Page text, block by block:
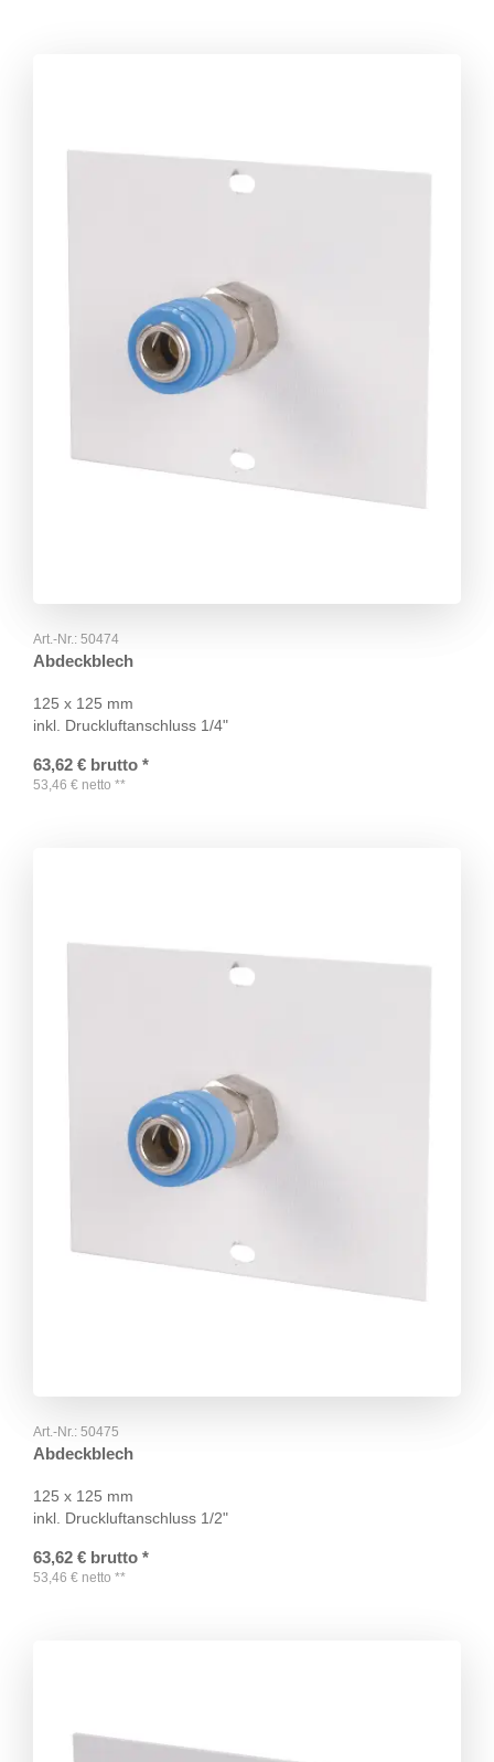
Art.-Nr.: 50474
Abdeckblech
125 x 125 mm
inkl. Druckluftanschluss 1/4"
63,62 € brutto *
53,46 € netto **
Art.-Nr.: 50475
Abdeckblech
125 x 125 mm
inkl. Druckluftanschluss 1/2"
63,62 € brutto *
53,46 € netto **